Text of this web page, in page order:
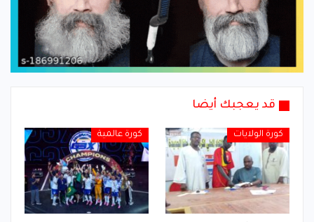
قد يعجبك أيضا
كورة الولايات كورة عالمية